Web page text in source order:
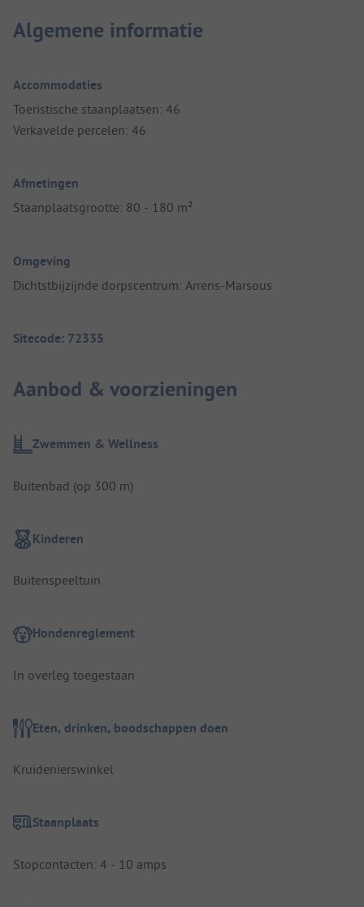
Algemene informatie
Accommodaties
Toeristische staanplaatsen: 46
Verkavelde percelen: 46
Afmetingen
Staanplaatsgrootte: 80 - 180 m²
Omgeving
Dichtstbijzijnde dorpscentrum: Arrens-Marsous
Sitecode: 72335
Aanbod & voorzieningen
Zwemmen & Wellness
Buitenbad (op 300 m)
Kinderen
Buitenspeeltuin
Hondenreglement
In overleg toegestaan
Eten, drinken, boodschappen doen
Kruidenierswinkel
Staanplaats
Stopcontacten: 4 - 10 amps